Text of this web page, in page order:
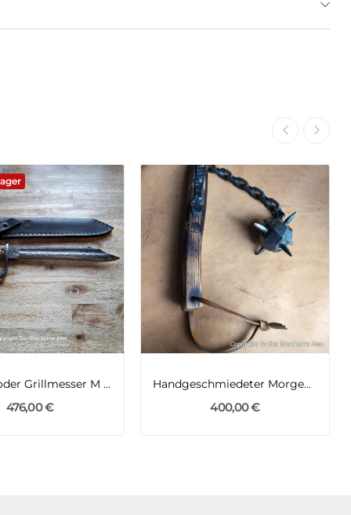
Küchen- oder Grillmesser M 98 Bajonett
476,00 €
Handgeschmiedeter Morgenstern/ Schlagflegel aus...
400,00 €